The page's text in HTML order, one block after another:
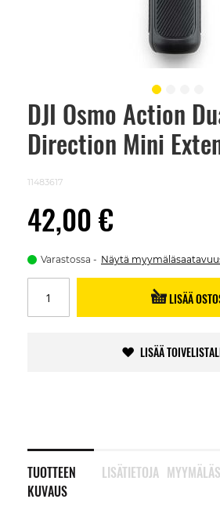
DJI Osmo Action
Direction Mini
11483617
42,00 €
Varastossa Näytä
LISÄÄ
LISÄÄ
TUOTTEEN
KUVAUS
LISÄTIETOJA
Skip
beginning
images